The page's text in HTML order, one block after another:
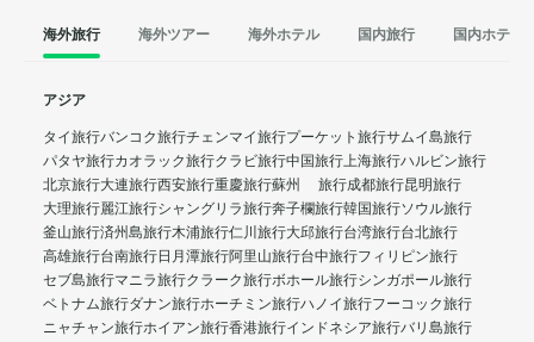
海外旅行 海外ツアー 海外ホテル 国内旅行 国内ホテル
アジア
タイ旅行バンコク旅行チェンマイ旅行プーケット旅行サムイ島旅行
パタヤ旅行カオラック旅行クラビ旅行中国旅行上海旅行ハルビン旅行
北京旅行大連旅行西安旅行重慶旅行蘇州 旅行成都旅行昆明旅行
大理旅行麗江旅行シャングリラ旅行奔子欄旅行韓国旅行ソウル旅行
釜山旅行済州島旅行木浦旅行仁川旅行大邱旅行台湾旅行台北旅行
高雄旅行台南旅行日月潭旅行阿里山旅行台中旅行フィリピン旅行
セブ島旅行マニラ旅行クラーク旅行ボホール旅行シンガポール旅行
ベトナム旅行ダナン旅行ホーチミン旅行ハノイ旅行フーコック旅行
ニャチャン旅行ホイアン旅行香港旅行インドネシア旅行バリ島旅行